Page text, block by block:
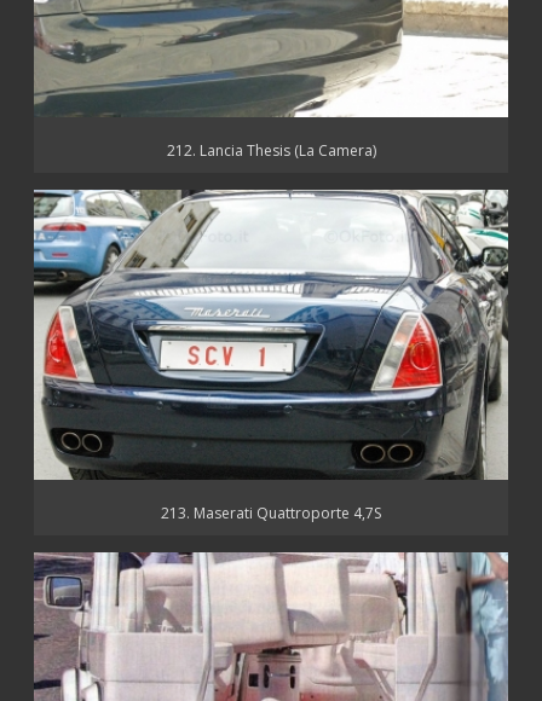
212. Lancia Thesis (La Camera)
213. Maserati Quattroporte 4,7S